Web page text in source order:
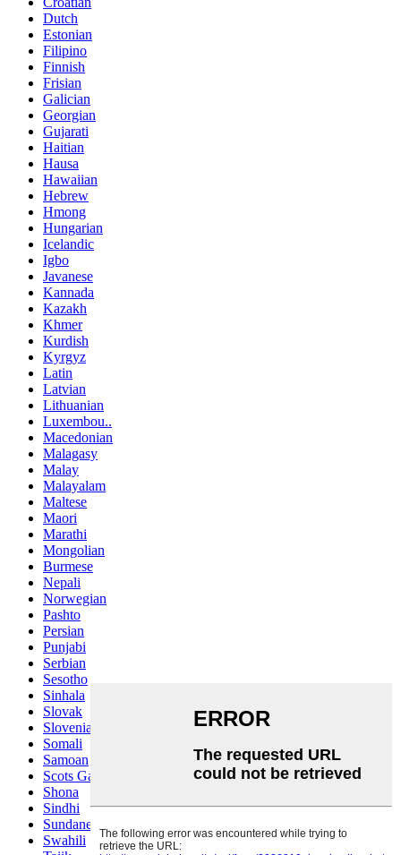
Dutch
Estonian
Filipino
Finnish
Frisian
Galician
Georgian
Gujarati
Haitian
Hausa
Hawaiian
Hebrew
Hmong
Hungarian
Icelandic
Igbo
Javanese
Kannada
Kazakh
Khmer
Kurdish
Kyrgyz
Latin
Latvian
Lithuanian
Luxembou..
Macedonian
Malagasy
Malay
Malayalam
Maltese
Maori
Marathi
Mongolian
Burmese
Nepali
Norwegian
Pashto
Persian
Punjabi
Serbian
Sesotho
Sinhala
Slovak
Slovenian
Somali
Samoan
Scots Gaelic
Shona
Sindhi
Sundanese
Swahili